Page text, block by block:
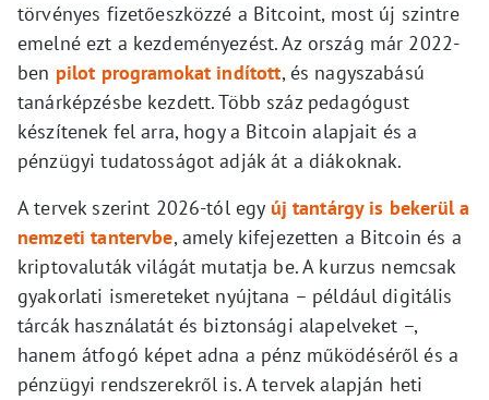
törvényes fizetőeszközzé a Bitcoint, most új szintre
emelné ezt a kezdeményezést. Az ország már 2022-
ben pilot programokat indított, és nagyszabású
tanárképzésbe kezdett. Több száz pedagógust
készítenek fel arra, hogy a Bitcoin alapjait és a
pénzügyi tudatosságot adják át a diákoknak.
A tervek szerint 2026-tól egy új tantárgy is bekerül a
nemzeti tantervbe, amely kifejezetten a Bitcoin és a
kriptovaluták világát mutatja be. A kurzus nemcsak
gyakorlati ismereteket nyújtana – például digitális
tárcák használatát és biztonsági alapelveket –,
hanem átfogó képet adna a pénz működéséről és a
pénzügyi rendszerekről is. A tervek alapján heti